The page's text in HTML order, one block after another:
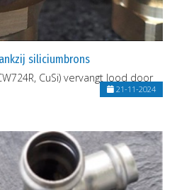
siliciumbrons
CuSi) vervangt lood door
21-11-2024